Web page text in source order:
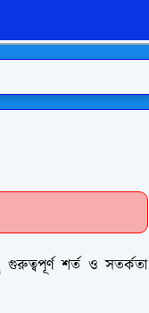
গুরুত্বপূর্ণ শর্ত ও সতর্কতা